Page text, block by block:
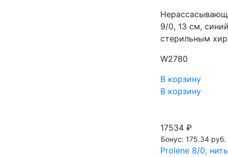
9/0, 13 см,
стерильным
W2780
В корзину
В корзину
17534 ₽
Бонус: 175.34 руб.
Prolene 8/0,